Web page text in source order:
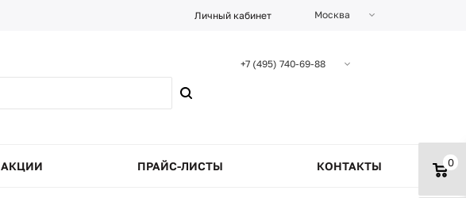
Личный кабинет Москва
+7 (495) 740-69-88
0
АКЦИИ ПРАЙС-ЛИСТЫ КОНТАКТЫ